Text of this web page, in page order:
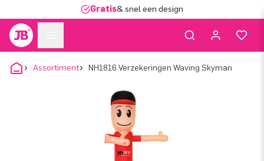
Gratis& snel een design
Assortiment NH1816 Verzekeringen Waving Skyman